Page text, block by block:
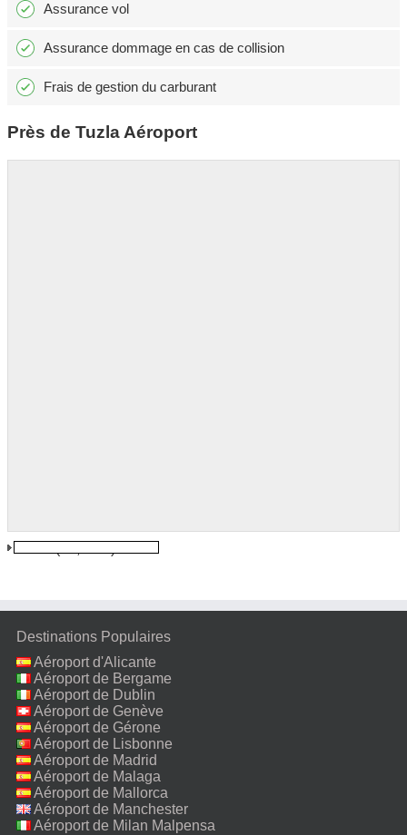
Assurance vol
Assurance dommage en cas de collision
Frais de gestion du carburant
Près de Tuzla Aéroport
Destinations Populaires
Aéroport d'Alicante
Aéroport de Bergame
Aéroport de Dublin
Aéroport de Genève
Aéroport de Gérone
Aéroport de Lisbonne
Aéroport de Madrid
Aéroport de Malaga
Aéroport de Mallorca
Aéroport de Manchester
Aéroport de Milan Malpensa